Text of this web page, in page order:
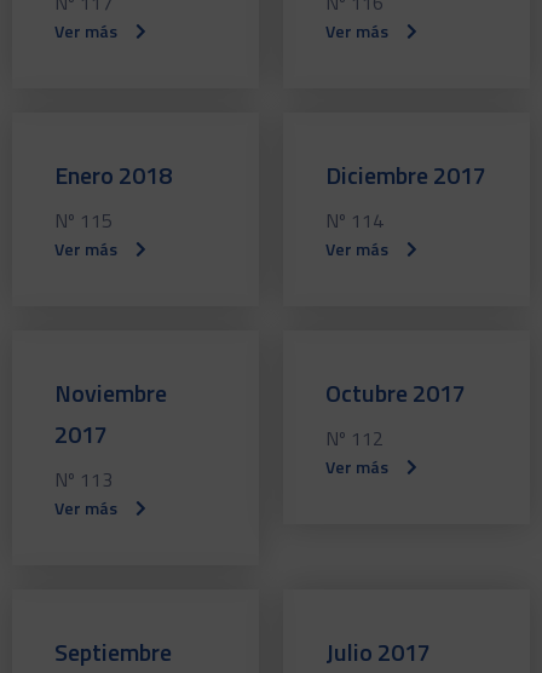
Ver más Ver más
Enero 2018
Nº 115
Ver más
Diciembre 2017
Nº 114
Ver más
Noviembre
2017
Nº 113
Ver más
Octubre 2017
Nº 112
Ver más
Septiembre
Julio 2017